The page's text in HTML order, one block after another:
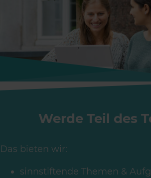
Werde Teil des
Das bieten wir:
sinnstiftende Themen &